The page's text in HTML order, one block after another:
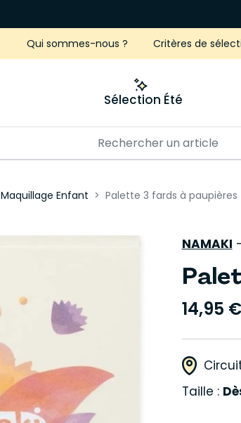
Qui sommes-nous ? Critères de
Sélection Été
Maquillage Enfant Palette 3 fards à
NAMAKI -
14,95 €
Taille :